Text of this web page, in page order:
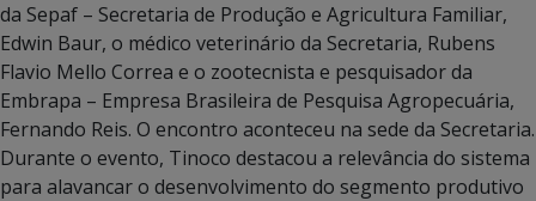
da Sepaf – Secretaria de Produção e Agricultura Familiar,
Edwin Baur, o médico veterinário da Secretaria, Rubens
Flavio Mello Correa e o zootecnista e pesquisador da
Embrapa – Empresa Brasileira de Pesquisa Agropecuária,
Fernando Reis. O encontro aconteceu na sede da Secretaria.
Durante o evento, Tinoco destacou a relevância do sistema
para alavancar o desenvolvimento do segmento produtivo